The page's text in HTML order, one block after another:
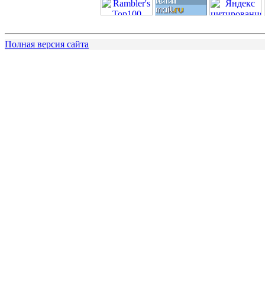
Полная версия сайта